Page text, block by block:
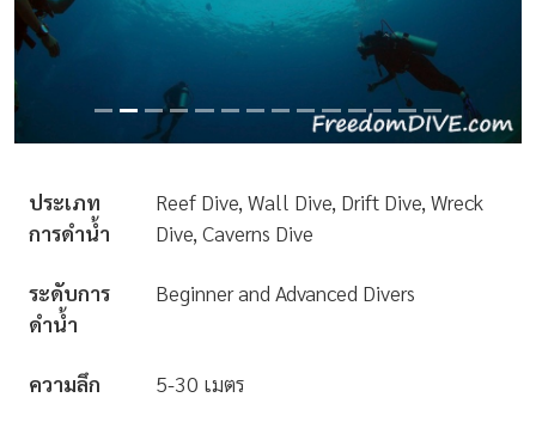
ประเภท
การดำน้ำ
Reef Dive, Wall Dive, Drift Dive, Wreck
Dive, Caverns Dive
ระดับการ
ดำน้ำ
Beginner and Advanced Divers
ความลึก 5-30 เมตร